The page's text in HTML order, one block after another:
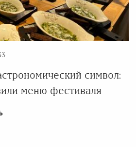
символ:
меню фестиваля